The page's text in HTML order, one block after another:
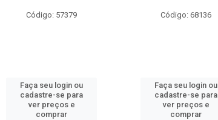
Código: 57379
Faça seu login ou
cadastre-se para
ver preços e
comprar
Código: 68136
Faça seu login ou
cadastre-se para
ver preços e
comprar